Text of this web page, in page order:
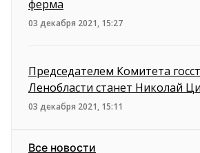
ферма
03 декабря 2021, 15:27
Председателем Комитета
Ленобласти станет Николай
03 декабря 2021, 15:11
Все новости